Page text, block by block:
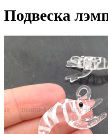
Подвеска